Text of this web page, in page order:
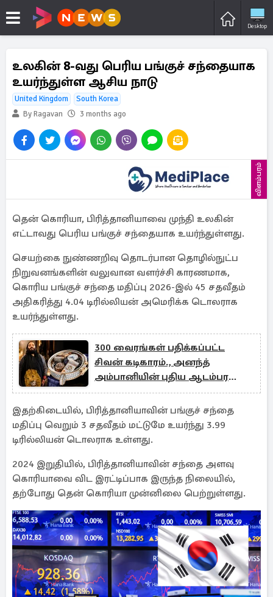
Desktop
உலகின் 8-வது பெரிய பங்குச் சந்தையாக
உயர்ந்துள்ள ஆசிய நாடு
United Kingdom
South Korea
By Ragavan
3 months ago
விளம்பரம்
தென் கொரியா, பிரித்தானியாவை முந்தி உலகின்
எட்டாவது பெரிய பங்குச் சந்தையாக உயர்ந்துள்ளது.
செயற்கை நுண்ணறிவு தொடர்பான தொழில்நுட்ப
நிறுவனங்களின் வலுவான வளர்ச்சி காரணமாக,
கொரிய பங்குச் சந்தை மதிப்பு 2026-இல் 45 சதவீதம்
அதிகரித்து 4.04 டிரில்லியன் அமெரிக்க டொலராக
உயர்ந்துள்ளது.
300 வைரங்கள் பதிக்கப்பட்ட
சிவன் கடிகாரம்., அனந்த்
அம்பானியின் புதிய ஆடம்பர
கலெக்ஷன்
இதற்கிடையில், பிரித்தானியாவின் பங்குச் சந்தை
மதிப்பு வெறும் 3 சதவீதம் மட்டுமே உயர்ந்து 3.99
டிரில்லியன் டொலராக உள்ளது.
2024 இறுதியில், பிரித்தானியாவின் சந்தை அளவு
கொரியாவை விட இரட்டிப்பாக இருந்த நிலையில்,
தற்போது தென் கொரியா முன்னிலை பெற்றுள்ளது.